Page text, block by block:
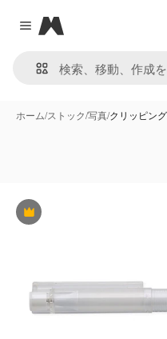
Close menu
Magnific
ホーム/ストック/写真/クリッピン
Premium